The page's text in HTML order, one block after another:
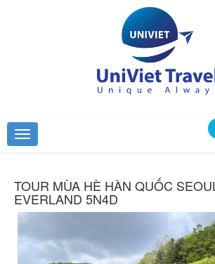
TOUR MÙA HÈ HÀN QUỐC
EVERLAND 5N4D